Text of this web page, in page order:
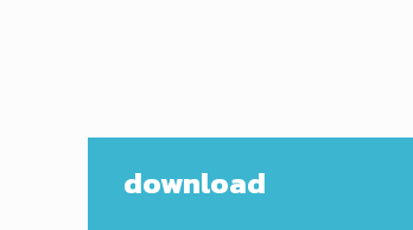
download